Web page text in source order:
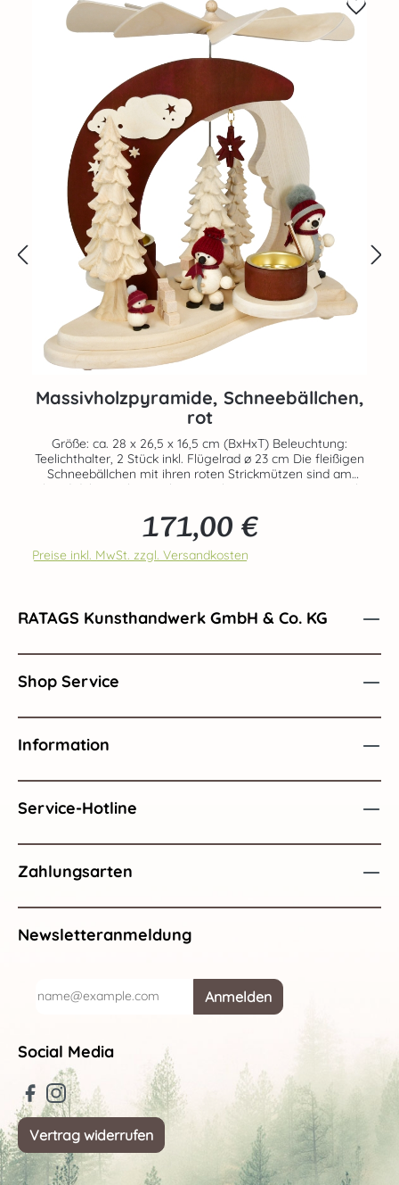
Massivholzpyramide, Schneebällchen,
rot
Größe: ca. 28 x 26,5 x 16,5 cm (BxHxT) Beleuchtung:
Teelichthalter, 2 Stück inkl. Flügelrad ø 23 cm Die fleißigen
Schneebällchen mit ihren roten Strickmützen sind am
Abend dabei, sich zwischen geschnitzten Bäumen ein Iglu
Nacht. Die farblich abgesetzten Elemente lassen die
Massivholzpyramide zum Schmuckstück werden und
bringen Romantik in Ihr Heim. Die drehende
Massivholztanne in der Mitte wird von angezündeten
Hause RATAGS - Made in Germany - 100% original
Erzgebirge Teelichter nicht im Set enthalten! Bestellbar
Regulärer Preis:
171,00 €
Preise inkl. MwSt. zzgl. Versandkosten
RATAGS Kunsthandwerk GmbH & Co. KG
Shop Service
Information
Service-Hotline
Zahlungsarten
Newsletteranmeldung
Anmelden
Social Media
Vertrag widerrufen